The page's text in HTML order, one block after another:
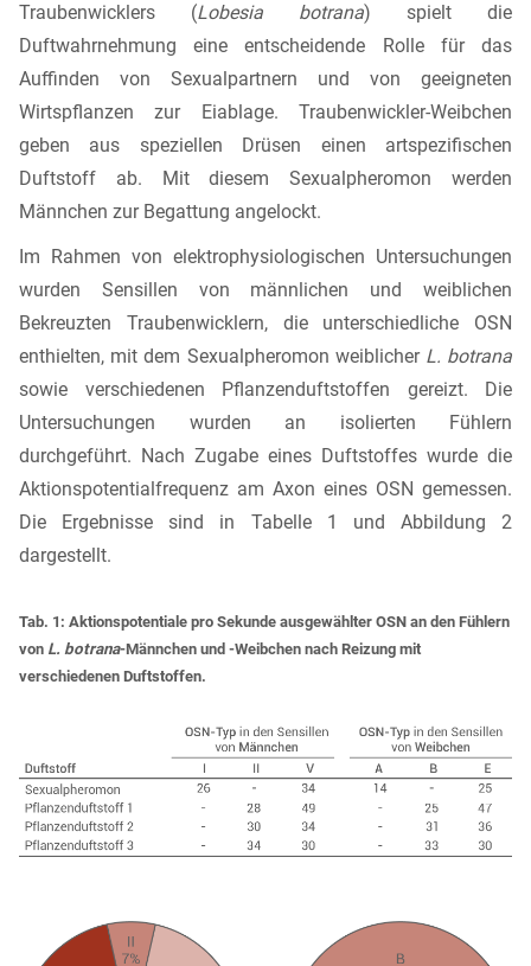
Traubenwicklers (Lobesia botrana) spielt die
Duftwahrnehmung eine entscheidende Rolle für das
Auffinden von Sexualpartnern und von geeigneten
Wirtspflanzen zur Eiablage. Traubenwickler-Weibchen
geben aus speziellen Drüsen einen artspezifischen
Duftstoff ab. Mit diesem Sexualpheromon werden
Männchen zur Begattung angelockt.
Im Rahmen von elektrophysiologischen Untersuchungen
wurden Sensillen von männlichen und weiblichen
Bekreuzten Traubenwicklern, die unterschiedliche OSN
enthielten, mit dem Sexualpheromon weiblicher L. botrana
sowie verschiedenen Pflanzenduftstoffen gereizt. Die
Untersuchungen wurden an isolierten Fühlern
durchgeführt. Nach Zugabe eines Duftstoffes wurde die
Aktionspotentialfrequenz am Axon eines OSN gemessen.
Die Ergebnisse sind in Tabelle 1 und Abbildung 2
dargestellt.
Tab. 1: Aktionspotentiale pro Sekunde ausgewählter OSN an den Fühlern
von L. botrana-Männchen und -Weibchen nach Reizung mit
verschiedenen Duftstoffen.